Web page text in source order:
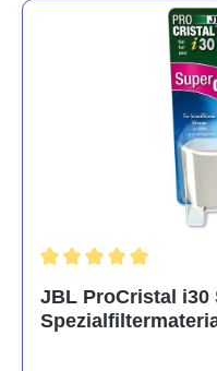
JBL ProCristal i30